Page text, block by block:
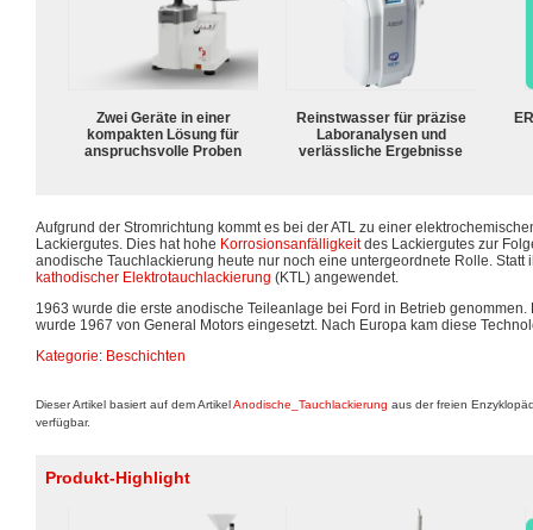
Zwei Geräte in einer
kompakten Lösung für
anspruchsvolle Proben
Reinstwasser für präzise
Laboranalysen und
verlässliche Ergebnisse
Aufgrund der Stromrichtung kommt es bei der ATL zu einer
Lackiergutes. Dies hat hohe Korrosionsanfälligkeitdes Lackiergutes zur
anodische Tauchlackierung heute nur noch eine untergeordnete Rolle. Statt
kathodischer Elektrotauchlackierung (KTL) angewendet.
1963 wurde die erste anodische Teileanlage bei Ford in Betrieb
wurde 1967 von General Motors eingesetzt. Nach Europa kam diese
Kategorie: Beschichten
Dieser Artikel basiert auf dem ArtikelAnodische_Tauchlackierung aus der freien
verfügbar.
Produkt-Highlight